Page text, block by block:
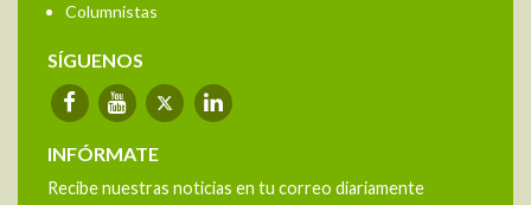
Columnistas
SÍGUENOS
INFÓRMATE
Recibe nuestras noticias en tu correo diariamente